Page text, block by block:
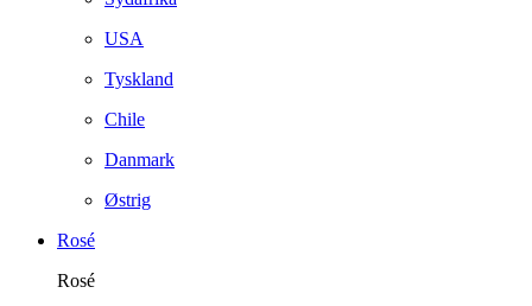
USA
Tyskland
Chile
Danmark
Østrig
Rosé
Rosé